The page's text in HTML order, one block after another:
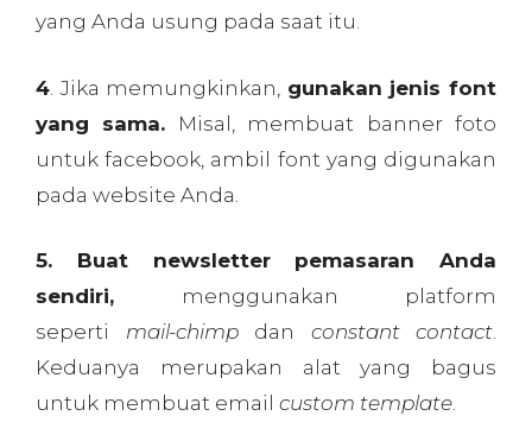
yang Anda usung pada saat itu.
4 . Jika memungkinkan, gunakan jenis font
yang sama. Misal, membuat banner foto
untuk facebook, ambil font yang digunakan
pada website Anda.
5. Buat newsletter pemasaran Anda
sendiri, menggunakan platform
seperti mail-chimpdan constant contact.
Keduanya merupakan alat yang bagus
untuk membuat email custom template.